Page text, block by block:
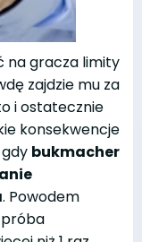
na gracza limity
zajdzie mu za
i ostatecznie
konsekwencje
bukmacher
. Powodem
próba